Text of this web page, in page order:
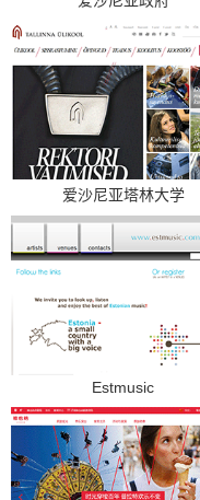
爱沙尼亚塔林大学
Estmusic